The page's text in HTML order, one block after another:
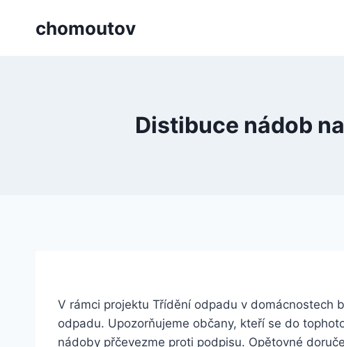
chomoutov
Distibuce nádob
V rámci projektu Třídění odpadu v domácnostech
odpadu. Upozorňujeme občany, kteří se do
nádoby přčevezme proti podpisu. Opětovné